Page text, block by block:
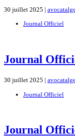
30 juillet 2025 |
Journal Officiel
Journal
30 juillet 2025 |
Journal Officiel
Journal